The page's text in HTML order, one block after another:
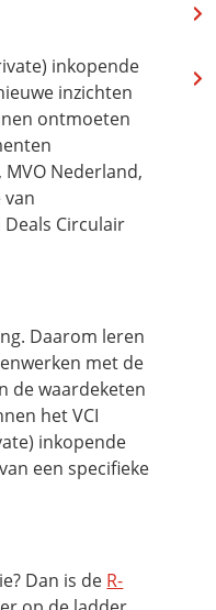
inkopende
inzichten
ontmoeten
Nederland,
Deals Circulair
Daarom leren
met de
de waardeketen
het VCI
inkopende
een specifieke
Dan is de R-